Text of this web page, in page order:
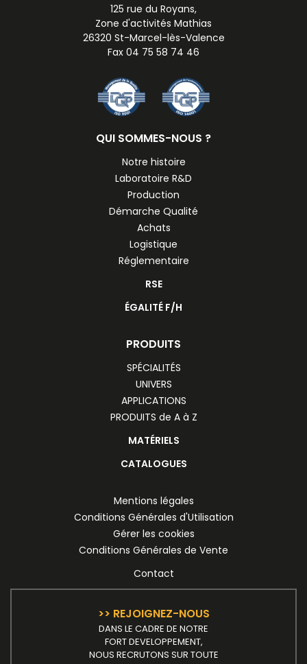
125 rue du Royans,
Zone d'activités Mathias
26320 St-Marcel-lès-Valence
Fax 04 75 58 74 46
QUI SOMMES-NOUS ?
Notre histoire
Laboratoire R&D
Production
Démarche Qualité
Achats
Logistique
Réglementaire
RSE
ÉGALITÉ F/H
PRODUITS
SPÉCIALITÉS
UNIVERS
APPLICATIONS
PRODUITS de A à Z
MATÉRIELS
CATALOGUES
Mentions légales
Conditions Générales d'Utilisation
Gérer les cookies
Conditions Générales de Vente
Contact
>> REJOIGNEZ-NOUS
DANS LE CADRE DE NOTRE
FORT DEVELOPPEMENT,
NOUS RECRUTONS SUR TOUTE